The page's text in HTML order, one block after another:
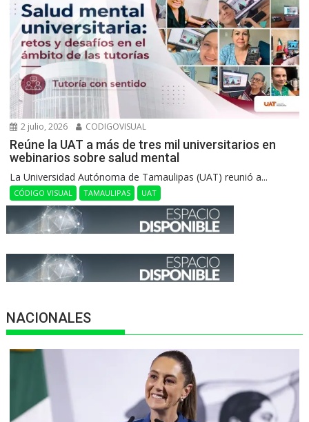
2 julio, 2026 CODIGOVISUAL
Reúne la UAT a más de tres mil universitarios en
webinarios sobre salud mental
La Universidad Autónoma de Tamaulipas (UAT) reunió a...
CÓDIGO VISUAL TAMAULIPAS UAT
NACIONALES